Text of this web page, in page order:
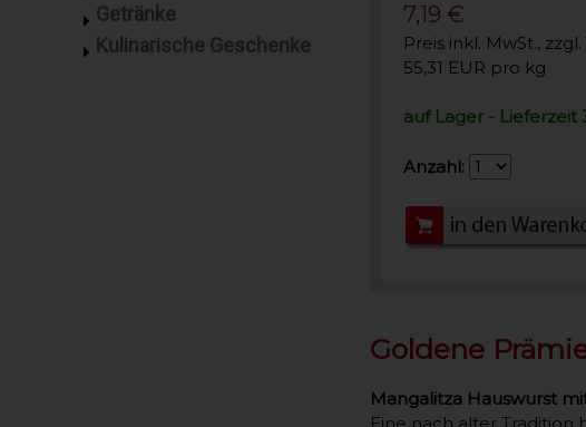
Getränke
Kulinarische Geschenke
7,19 €
Preis inkl. MwSt., zzgl.
55,31 EUR pro kg
auf Lager - Lieferzeit
Anzahl:
Goldene
Mangalitza Hauswurst